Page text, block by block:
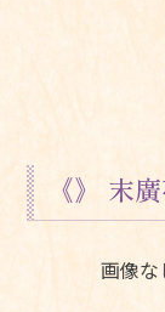
《》 末
画像な